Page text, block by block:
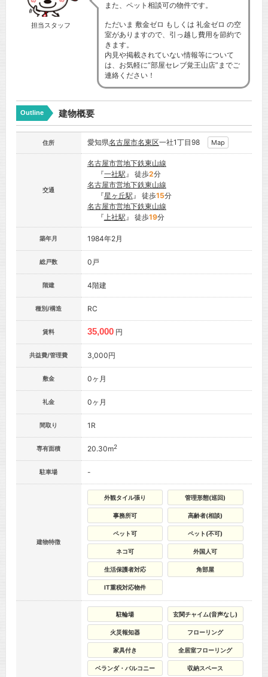
担当スタッフ
また、ペット相談可の物件です。
ただいま 敷金ゼロ もしくは 礼金ゼロ の空
室がありますので、引っ越し費用を節約で
きます。
内見や掲載されていない情報等について
は、お気軽に”部屋セレブ覚王山店”までご
連絡ください！
Outline 建物概要
住所 愛知県名古屋市名東区一社1丁目98 Map
交通
名古屋市営地下鉄東山線
『一社駅』 徒歩2分
名古屋市営地下鉄東山線
『星ヶ丘駅』 徒歩15分
名古屋市営地下鉄東山線
『上社駅』 徒歩19分
築年月 1984年2月
総戸数 0戸
階建 4階建
種別/構造 RC
賃料 35,000 円
共益費/管理費 3,000円
敷金 0ヶ月
礼金 0ヶ月
間取り 1R
専有面積 20.30m2
駐車場 -
建物特徴
外観タイル張り 管理形態(巡回)
事務所可 高齢者(相談)
ペット可 ペット(不可)
ネコ可 外国人可
生活保護者対応 角部屋
IT重税対応物件
駐輪場 玄関チャイム(音声なし)
火災報知器 フローリング
家具付き 全居室フローリング
ベランダ・バルコニー 収納スペース